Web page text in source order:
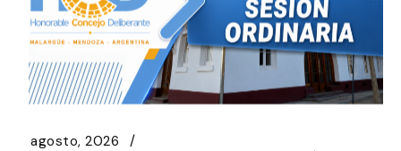
5 agosto, 2026